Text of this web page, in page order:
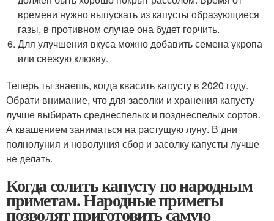
времени нужно выпускать из капусты образующиеся
газы, в противном случае она будет горчить.
Для улучшения вкуса можно добавить семена укропа
или свежую клюкву.
Теперь ты знаешь, когда квасить капусту в 2020 году.
Обрати внимание, что для засолки и хранения капусту
лучше выбирать среднеспелых и позднеспелых сортов.
А квашением заниматься на растущую луну. В дни
полнолуния и новолуния сбор и засолку капусты лучше
не делать.
Когда солить капусту по народным
приметам. Народные приметы
позволят приготовить самую